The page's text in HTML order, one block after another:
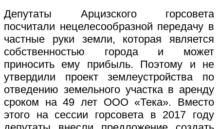
Депутаты Арцизского горсовета
посчитали нецелесообразной передачу в
частные руки земли, которая является
собственностью города и может
приносить ему прибыль. Поэтому и не
утвердили проект землеустройства по
отведению земельного участка в аренду
сроком на 49 лет ООО «Тека». Вместо
этого на сессии горсовета в 2017 году